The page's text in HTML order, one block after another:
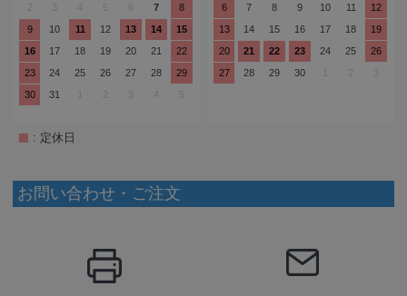
3 4 5 7
8
9
10 11 12 13 14
15
16
17 18 19 20 21
22
23
24 25 26 27 28
29
30
31 3 4 5
6
7 8 9 10 11
12
13
14 15 16 17 18
19
20
21 22 23 24 25
26
27
28 29 30 3
: 定休日
お問い合わせ・ご注文